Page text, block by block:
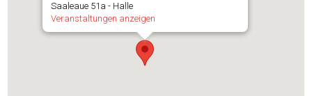
Saaleaue 51a - Halle
Veranstaltungen anzeigen